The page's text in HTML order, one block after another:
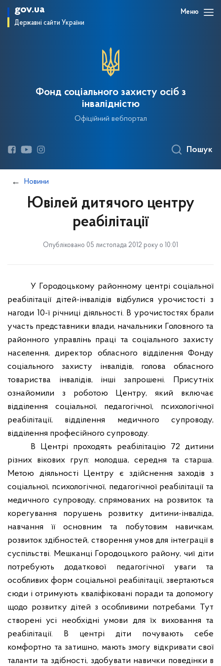
gov.ua
Державні сайти України
Меню
Фонд соціального захисту осіб з
інвалідністю
Офіційний вебпортал
Пошук
Новини
Ювілей дитячого центру
реабілітації
Опубліковано 05 листопада 2012 року о 10:01
У Городоцькому районному центрі соціальної
реабілітації дітей-інвалідів відбулися урочистості з
нагоди 10-ї річниці діяльності. В урочистостях брали
участь представники влади, начальники Головного та
районного управлінь праці та соціального захисту
населення, директор обласного відділення Фонду
соціального захисту інвалідів, голова обласного
товариства інвалідів, інші запрошені. Присутніх
ознайомили з роботою Центру, який включає
відділення соціальної, педагогічної, психологічної
реабілітації, відділення медичного супроводу,
відділення професійного супроводу.
В Центрі проходять реабілітацію 72 дитини
різних вікових груп: молодша, середня та старша.
Метою діяльності Центру є здійснення заходів з
соціальної, психологічної, педагогічної реабілітації та
медичного супроводу, спрямованих на розвиток та
корегування порушень розвитку дитини-інваліда,
навчання її основним та побутовим навичкам,
розвиток здібностей, створення умов для інтеграції в
суспільстві. Мешканці Городоцького району, чиї діти
потребують додаткової педагогічної уваги та
особливих форм соціальної реабілітації, звертаються
сюди і отримують кваліфіковані поради та допомогу
щодо розвитку дітей з особливими потребами. Тут
створені усі необхідні умови для їх виховання та
реабілітації. В центрі діти почувають себе
комфортно та затишно, мають змогу відкривати свої
таланти та здібності, здобувати навички поведінки в